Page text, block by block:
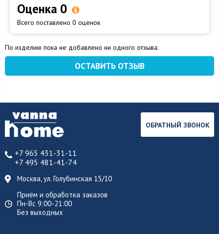
Оценка 0
Всего поставлено 0 оценок
По изделию пока не добавлено ни одного отзыва.
ОСТАВИТЬ ОТЗЫВ
+7 965 431-31-11
+7 495 481-41-74
Москва, ул. Голубинская 15/10
Приём и обработка заказов
Пн-Вс 9:00-21:00
Без выходных
ОБРАТНЫЙ ЗВОНОК